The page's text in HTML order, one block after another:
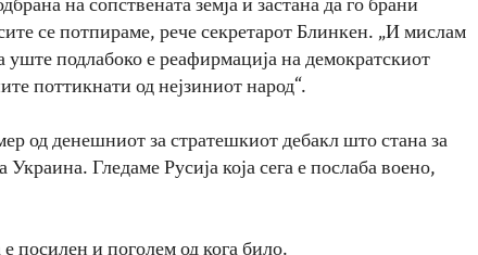
на сопствената земја и застана да го брани
се потпираме, рече секретарот Блинкен. „И мислам
подлабоко е реафирмација на демократскиот
поттикнати од нејзиниот народ“.
од денешниот за стратешкиот дебакл што стана за
Гледаме Русија која сега е послаба воено,
посилен и поголем од кога било.